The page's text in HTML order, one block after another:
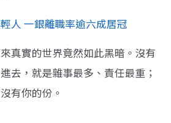
人 一銀離職率逾六成居冠
真實的世界竟然如此黑暗。沒有
去，就是雜事最多、責任最重；
有你的份。